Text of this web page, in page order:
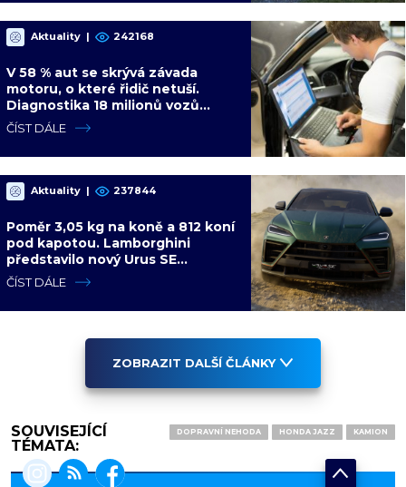
Aktuality | 242168
V 58 % aut se skrývá závada
motoru, o které řidič netuší.
Diagnostika 18 milionů vozů
ukázala dalších 4 slabých míst
ČÍST DÁLE
Aktuality | 237844
Poměr 3,05 kg na koně a 812 koní
pod kapotou. Lamborghini
představilo nový Urus SE
Performante s hybridním
pohonem
ČÍST DÁLE
ZOBRAZIT DALŠÍ ČLÁNKY
SOUVISEJÍCÍ
TÉMATA:
DOPRAVNÍ NEHODA HONDA JAZZ KAMION